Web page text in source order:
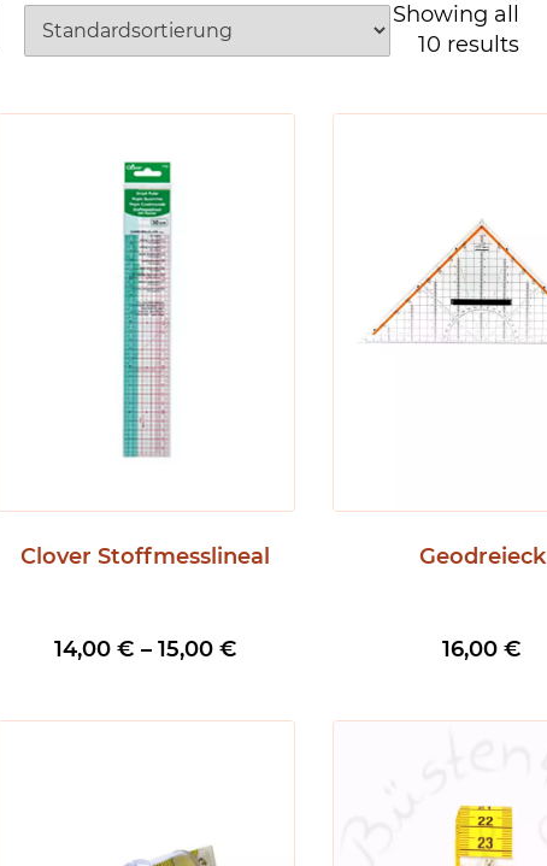
Showing all
10 results
Clover Stoffmesslineal
14,00 € – 15,00 €Preisspanne:
Geodreieck
16,00€